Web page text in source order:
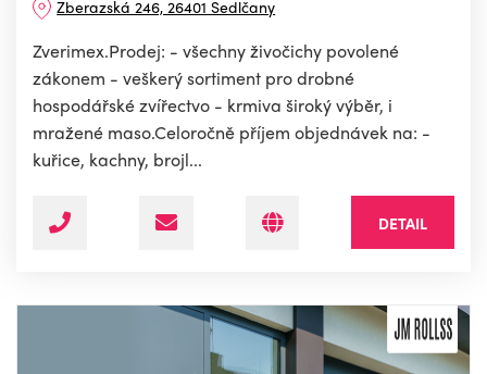
Zberazská 246, 26401 Sedlčany
Zverimex.Prodej: - všechny živočichy povolené
zákonem - veškerý sortiment pro drobné
hospodářské zvířectvo - krmiva široký výběr, i
mražené maso.Celoročně příjem objednávek na: -
kuřice, kachny, brojl...
DETAIL